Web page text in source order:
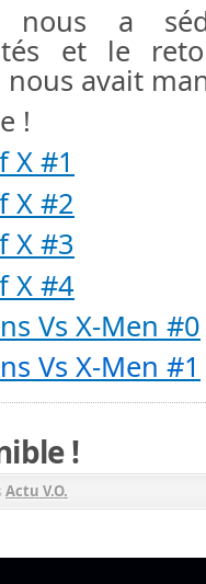
nous a
et le
avait
!
X #1
X #2
X #3
X #4
Vs X-Men #0
Vs X-Men #1
!
Actu V.O.